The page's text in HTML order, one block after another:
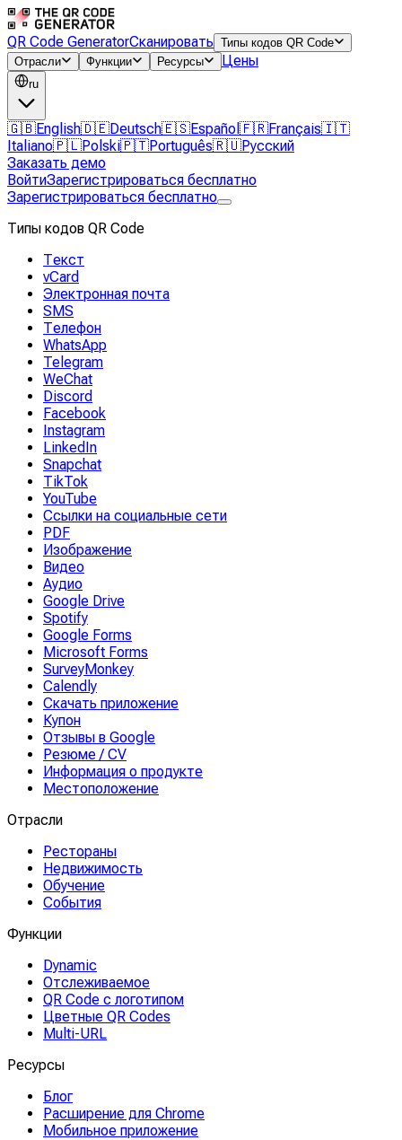
QR Code GeneratorСканировать Типы кодов QR Code
Отрасли
Функции Ресурсы Цены
ru
🇬🇧English🇩🇪Deutsch🇪🇸Español 🇫🇷Français🇮🇹
Italiano🇵🇱Polski🇵🇹Português🇷🇺Русский
Заказать демо
ВойтиЗарегистрироваться бесплатно
Зарегистрироваться бесплатно
Типы кодов QR Code
Текст
vCard
Электронная почта
SMS
Телефон
WhatsApp
Telegram
WeChat
Discord
Facebook
Instagram
LinkedIn
Snapchat
TikTok
YouTube
Ссылки на социальные сети
PDF
Изображение
Видео
Аудио
Google Drive
Spotify
Google Forms
Microsoft Forms
SurveyMonkey
Calendly
Скачать приложение
Купон
Отзывы в Google
Резюме / CV
Информация о продукте
Местоположение
Отрасли
Рестораны
Недвижимость
Обучение
События
Функции
Dynamic
Отслеживаемое
QR Code с логотипом
Цветные QR Codes
Multi-URL
Ресурсы
Блог
Расширение для Chrome
Мобильное приложение